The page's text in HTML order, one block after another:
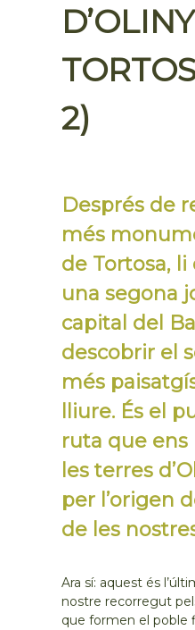
2)
Després de
més
de Tortosa,
una segona
capital del
descobrir el
més
lliure. És el
ruta que
les terres
per l’origen
de les
Ara sí: aquest és
nostre recorregut
que formen el poble